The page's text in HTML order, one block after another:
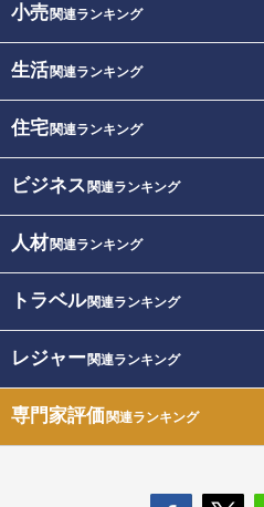
小売関連ランキング
生活関連ランキング
住宅関連ランキング
ビジネス 関連ランキング
人材関連ランキング
トラベル関連ランキング
レジャー関連ランキング
専門家評価関連ランキング